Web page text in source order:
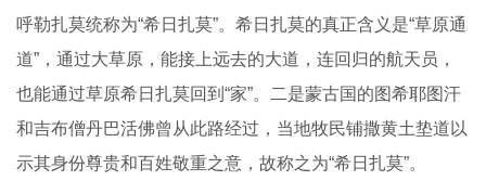
呼勒扎莫统称为“希日扎莫”。希日扎莫的真正含义是“草原通
道”，通过大草原，能接上远去的大道，连回归的航天员，
也能通过草原希日扎莫回到“家”。二是蒙古国的图希耶图汗
和吉布僧丹巴活佛曾从此路经过，当地牧民铺撒黄土垫道以
示其身份尊贵和百姓敬重之意，故称之为“希日扎莫”。